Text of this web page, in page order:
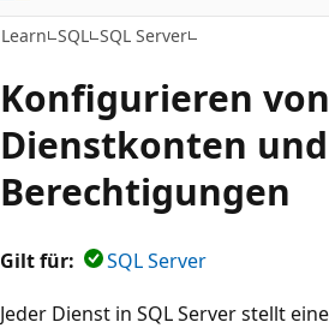
Learn SQL SQL Server
Konfigurieren
Dienstkonten
Berechtigungen
Gilt für:
SQL Server
Jeder Dienst in SQL Server stellt